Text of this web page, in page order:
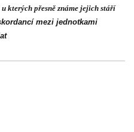
kterých přesně známe jejich stáří
mezi jednotkami